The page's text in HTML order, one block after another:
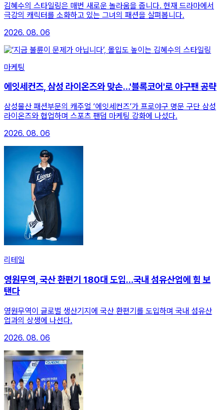
김혜수의 스타일링은 매번 새로운 놀라움을 줍니다. 현재 드라마에서
극강의 캐릭터를 소화하고 있는 그녀의 패션을 살펴봅니다.
2026. 08. 06
마케팅
에잇세컨즈, 삼성 라이온즈와 맞손…'블록코어'로 야구팬 공략
삼성물산 패션부문의 캐주얼 ‘에잇세컨즈’가 프로야구 명문 구단 삼성
라이온즈와 협업하며 스포츠 팬덤 마케팅 강화에 나섰다.
2026. 08. 06
리테일
영원무역, 국산 환편기 180대 도입…국내 섬유산업에 힘 보
탠다
영원무역이 글로벌 생산기지에 국산 환편기를 도입하며 국내 섬유산
업과의 상생에 나선다.
2026. 08. 06